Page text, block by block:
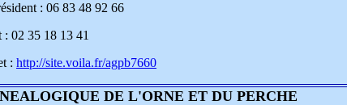
: 06 83 48 92 66
: 02 35 18 13 41
: http://site.voila.fr/agpb7660
DE L'ORNE ET DU PERCHE